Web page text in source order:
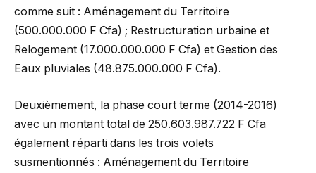
comme suit : Aménagement du Territoire
(500.000.000 F Cfa) ; Restructuration urbaine et
Relogement (17.000.000.000 F Cfa) et Gestion des
Eaux pluviales (48.875.000.000 F Cfa).
Deuxièmement, la phase court terme (2014-2016)
avec un montant total de 250.603.987.722 F Cfa
également réparti dans les trois volets
susmentionnés : Aménagement du Territoire